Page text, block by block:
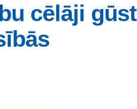
cēlāji gūst